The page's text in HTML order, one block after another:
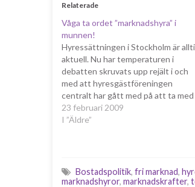
Relaterade
Våga ta ordet ”marknadshyra” i
munnen!
Hyressättningen i Stockholm är
aktuell. Nu har temperaturen i
debatten skruvats upp rejält i och
med att hyresgästföreningen
centralt har gått med på att ta med
läget i beräkningen i större
utsträckning än tidigare när hyrorna
23 februari 2009
I ”Äldre”
Bostadspolitik, fri marknad,
marknadshyror, marknadskrafter,